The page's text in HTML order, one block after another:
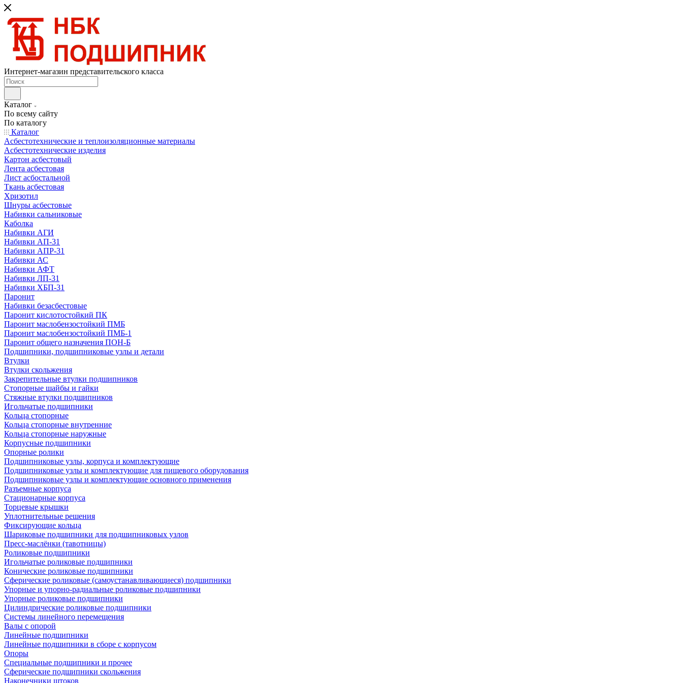
Интернет-магазин представительского класса
Каталог
По всему сайту
По каталогу
Каталог
Асбестотехнические и теплоизоляционные материалы
Асбестотехнические изделия
Картон асбестовый
Лента асбестовая
Лист асбостальной
Ткань асбестовая
Хризотил
Шнуры асбестовые
Набивки сальниковые
Каболка
Набивки АГИ
Набивки АП-31
Набивки АПР-31
Набивки АС
Набивки АФТ
Набивки ЛП-31
Набивки ХБП-31
Паронит
Набивки безасбестовые
Паронит кислотостойкий ПК
Паронит маслобензостойкий ПМБ
Паронит маслобензостойкий ПМБ-1
Паронит общего назначения ПОН-Б
Подшипники, подшипниковые узлы и детали
Втулки
Втулки скольжения
Закрепительные втулки подшипников
Стопорные шайбы и гайки
Стяжные втулки подшипников
Игольчатые подшипники
Кольца стопорные
Кольца стопорные внутренние
Кольца стопорные наружные
Корпусные подшипники
Опорные ролики
Подшипниковые узлы, корпуса и комплектующие
Подшипниковые узлы и комплектующие для пищевого оборудования
Подшипниковые узлы и комплектующие основного применения
Разъемные корпуса
Стационарные корпуса
Торцевые крышки
Уплотнительные решения
Фиксирующие кольца
Шариковые подшипники для подшипниковых узлов
Пресс-маслёнки (тавотницы)
Роликовые подшипники
Игольчатые роликовые подшипники
Конические роликовые подшипники
Сферические роликовые (самоустанавливающиеся) подшипники
Упорные и упорно-радиальные роликовые подшипники
Упорные роликовые подшипники
Цилиндрические роликовые подшипники
Системы линейного перемещения
Валы с опорой
Линейные подшипники
Линейные подшипники в сборе с корпусом
Опоры
Специальные подшипники и прочее
Сферические подшипники скольжения
Наконечники штоков